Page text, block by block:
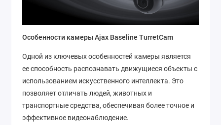
Особенности камеры Ajax Baseline TurretCam
Одной из ключевых особенностей камеры является
ее способность распознавать движущиеся объекты с
использованием искусственного интеллекта. Это
позволяет отличать людей, животных и
транспортные средства, обеспечивая более точное и
эффективное видеонаблюдение.